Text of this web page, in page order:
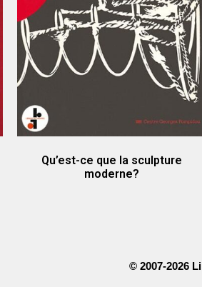
Qu’est-ce que la sculpture
moderne?
© 2007-2026